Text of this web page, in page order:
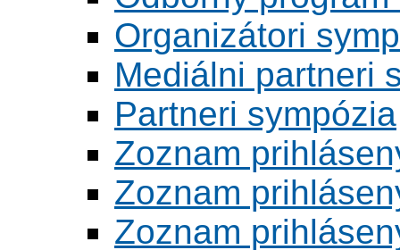
Organizátori
Mediálni partneri
Partneri sympózia
Zoznam
Zoznam
Zoznam